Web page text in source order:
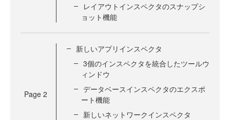
レイアウトインスペクタのスナップシ
ョット機能
Page 2
新しいアプリインスペクタ
3個のインスペクタを統合したツールウ
ィンドウ
データベースインスペクタのエクスポ
ート機能
新しいネットワークインスペクタ